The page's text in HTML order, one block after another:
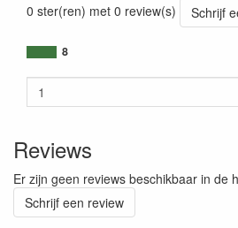
0 ster(ren) met 0 review(s)
Schrijf
8
Reviews
Er zijn geen reviews beschikbaar in de
Schrijf een review